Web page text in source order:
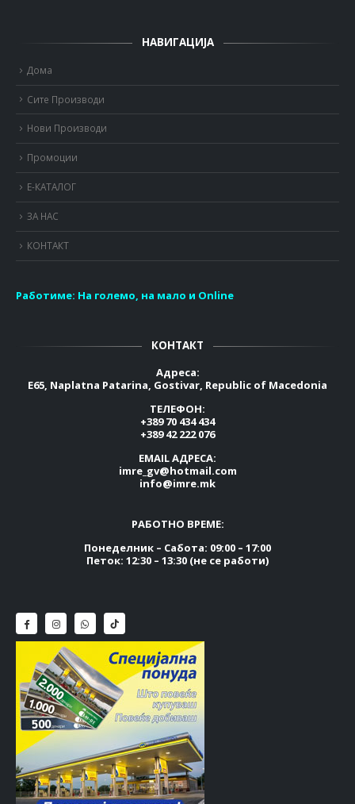
НАВИГАЦИЈА
Дома
Сите Производи
Нови Производи
Промоции
Е-КАТАЛОГ
ЗА НАС
КОНТАКТ
Работиме: На големо, на мало и Online
КОНТАКТ
Адреса:
E65, Naplatna Patarina, Gostivar, Republic of Macedonia
ТЕЛЕФОН:
+389 70 434 434
+389 42 222 076
EMAIL АДРЕСА:
imre_gv@hotmail.com
info@imre.mk
РАБОТНО ВРЕМЕ:
Понеделник – Сабота: 09:00 – 17:00
Петок: 12:30 – 13:30 (не се работи)